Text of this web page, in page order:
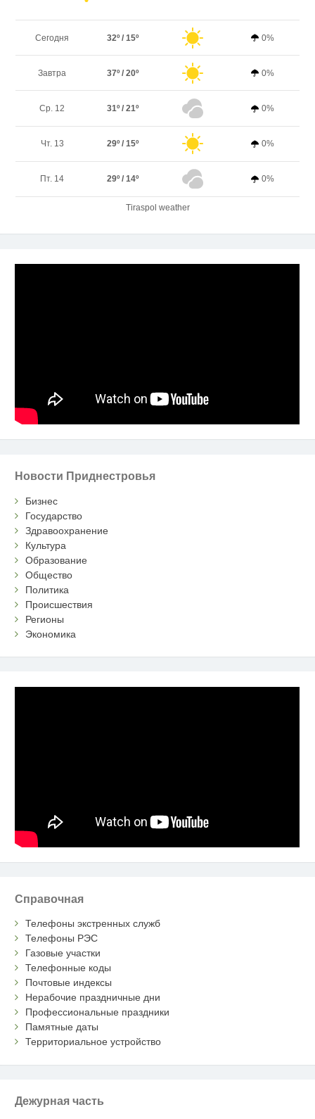
Сегодня 32º / 15º 0%
Завтра 37º / 20º 0%
Ср. 12 31º / 21º 0%
Чт. 13 29º / 15º 0%
Пт. 14 29º / 14º 0%
Tiraspol weather
Новости Приднестровья
Бизнес
Государство
Здравоохранение
Культура
Образование
Общество
Политика
Происшествия
Регионы
Экономика
Справочная
Телефоны экстренных служб
Телефоны РЭС
Газовые участки
Телефонные коды
Почтовые индексы
Нерабочие праздничные дни
Профессиональные праздники
Памятные даты
Территориальное устройство
Дежурная часть